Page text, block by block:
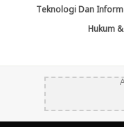
Teknologi Dan
Hukum